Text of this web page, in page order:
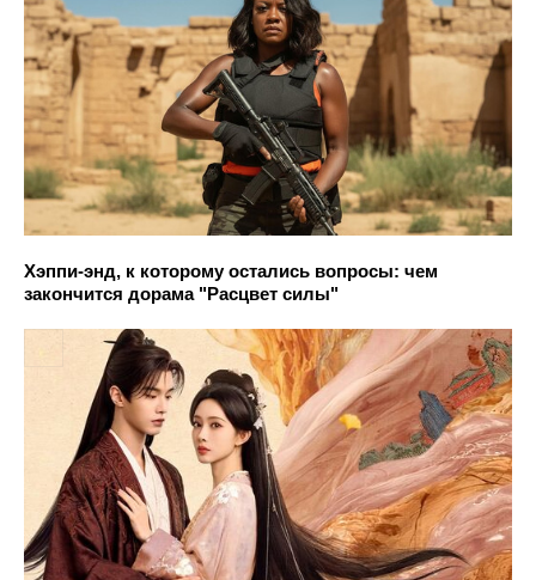
Хэппи-энд, к которому остались вопросы: чем
закончится дорама "Расцвет силы"